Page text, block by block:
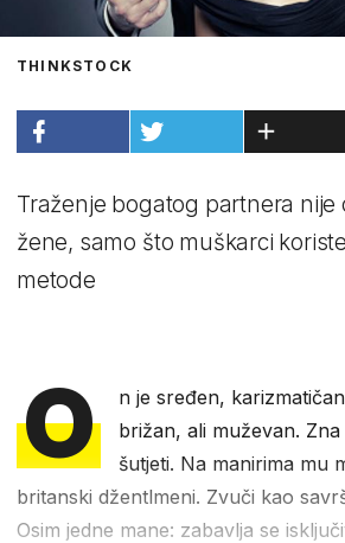
THINKSTOCK
Traženje bogatog partnera nije
žene, samo što muškarci
metode
O
n je sređen,
brižan, ali muževan.
šutjeti. Na manirima mu
britanski džentlmeni. Zvuči kao
Osim jedne mane: zabavlja se